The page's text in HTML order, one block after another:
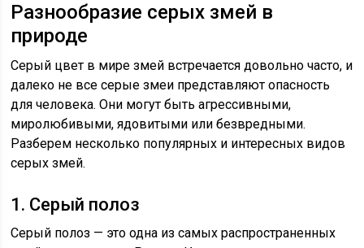
Разнообразие серых змей в
природе
Серый цвет в мире змей встречается довольно часто, и
далеко не все серые змеи представляют опасность
для человека. Они могут быть агрессивными,
миролюбивыми, ядовитыми или безвредными.
Разберем несколько популярных и интересных видов
серых змей.
1. Серый полоз
Серый полоз — это одна из самых распространенных